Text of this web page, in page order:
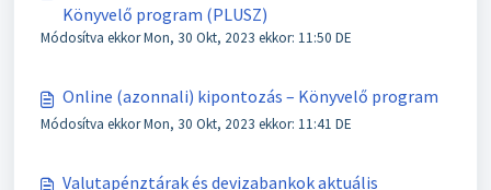
Könyvelő program (PLUSZ)
Módosítva ekkor Mon, 30 Okt, 2023 ekkor: 11:50 DE
Online (azonnali) kipontozás – Könyvelő program
Módosítva ekkor Mon, 30 Okt, 2023 ekkor: 11:41 DE
Valutapénztárak és devizabankok aktuális